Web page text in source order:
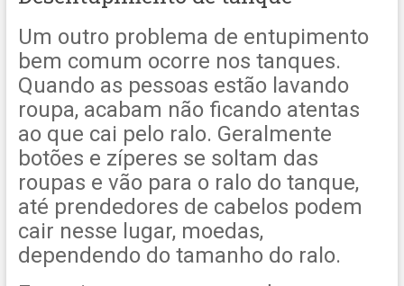
Um outro problema de entupimento
bem comum ocorre nos tanques.
Quando as pessoas estão lavando
roupa, acabam não ficando atentas
ao que cai pelo ralo. Geralmente
botões e zíperes se soltam das
roupas e vão para o ralo do tanque,
até prendedores de cabelos podem
cair nesse lugar, moedas,
dependendo do tamanho do ralo.